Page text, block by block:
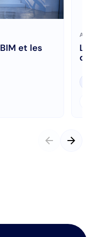
et les
arrow_back arrow_forward